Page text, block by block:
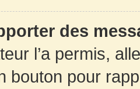
des
l’a permis,
bouton pour